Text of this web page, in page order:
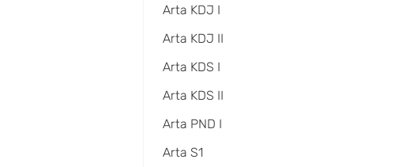
Arta KDJ I
Arta KDJ II
Arta KDS I
Arta KDS II
Arta PND I
Arta S1